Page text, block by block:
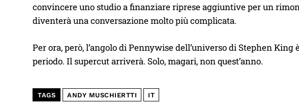
convincere uno studio a finanziare riprese aggiuntive per un
diventerà una conversazione molto più complicata.
Per ora, però, l’angolo di Pennywise dell’universo di Stephen
periodo. Il supercut arriverà. Solo, magari, non quest’anno.
TAGS ANDY MUSCHIERTTI IT